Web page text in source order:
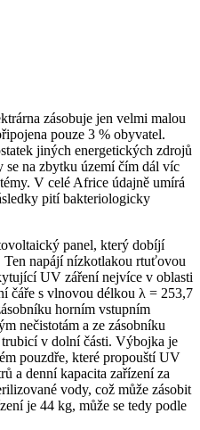
zásobuje jen velmi malou
pouze 3 % obyvatel.
jiných energetických zdrojů
na zbytku území čím dál víc
V celé Africe údajně umírá
pití bakteriologicky
panel, který dobíjí
napájí nízkotlakou rtuťovou
UV záření nejvíce v oblasti
čáře s vlnovou délkou λ = 253,7
horním vstupním
nečistotám a ze zásobníku
v dolní části. Výbojka je
pouzdře, které propouští UV
a denní kapacita zařízení za
vody, což může zásobit
je 44 kg, může se tedy podle